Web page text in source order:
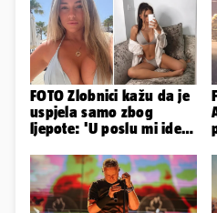
FOTO Zlobnici kažu da je
uspjela samo zbog
ljepote: 'U poslu mi ide